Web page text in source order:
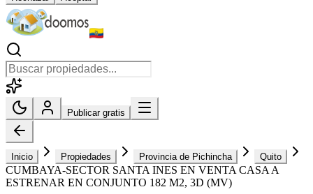
Publicar gratis
Inicio Propiedades Provincia de Pichincha Quito
CUMBAYA-SECTOR SANTA INES EN VENTA CASA A
ESTRENAR EN CONJUNTO 182 M2, 3D (MV)